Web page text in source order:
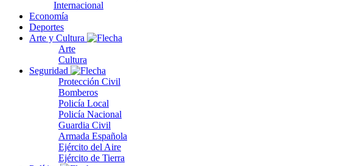
Internacional
Economía
Deportes
Arte y Cultura
Arte
Cultura
Seguridad
Protección Civil
Bomberos
Policía Local
Policía Nacional
Guardia Civil
Armada Española
Ejército del Aire
Ejército de Tierra